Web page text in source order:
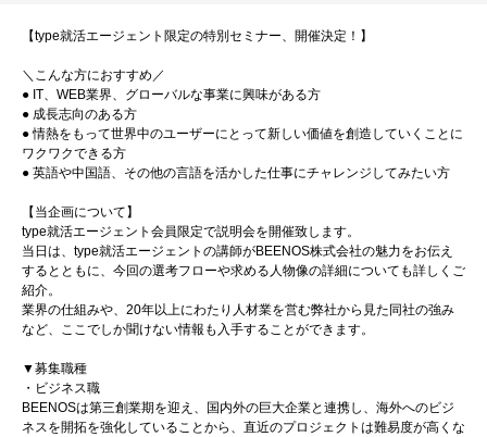
【type就活エージェント限定の特別セミナー、開催決定！】
＼こんな方におすすめ／
● IT、WEB業界、グローバルな事業に興味がある方
● 成長志向のある方
● 情熱をもって世界中のユーザーにとって新しい価値を創造していくことに
ワクワクできる方
● 英語や中国語、その他の言語を活かした仕事にチャレンジしてみたい方
【当企画について】
type就活エージェント会員限定で説明会を開催致します。
当日は、type就活エージェントの講師がBEENOS株式会社の魅力をお伝え
するとともに、今回の選考フローや求める人物像の詳細についても詳しくご
紹介。
業界の仕組みや、20年以上にわたり人材業を営む弊社から見た同社の強み
など、ここでしか聞けない情報も入手することができます。
▼募集職種
・ビジネス職
BEENOSは第三創業期を迎え、国内外の巨大企業と連携し、海外へのビジ
ネスを開拓を強化していることから、直近のプロジェクトは難易度が高くな